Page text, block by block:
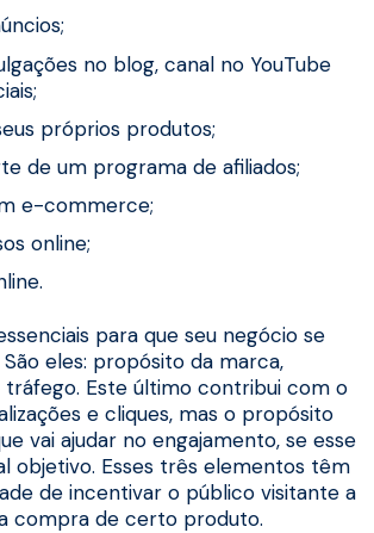
no blog, canal no YouTube
próprios produtos;
de um programa de afiliados;
e-commerce;
online;
para que seu negócio se
eles: propósito da marca,
tráfego. Este último contribui com o
e cliques, mas o propósito
vai ajudar no engajamento, se esse
objetivo. Esses três elementos têm
de incentivar o público visitante a
compra de certo produto.